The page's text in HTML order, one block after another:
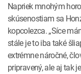
Napriek mnohým
skúsenostiam sa
kopcolezca. „Síce
stále je to iba také
extrémne náročné,
pripravený, ale aj tak